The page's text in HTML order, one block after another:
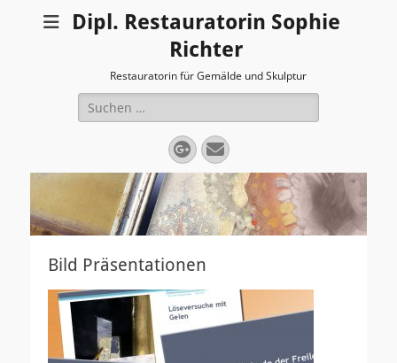
Dipl. Restauratorin Sophie
Richter
Restauratorin für Gemälde und Skulptur
Suchen
nach:
Googleplus
E-
Mail
Bild Präsentationen